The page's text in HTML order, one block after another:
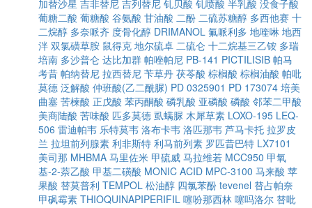
加替沙星 吉非替尼 吉列替尼 钆贝酸 钆喷酸 半乳酸 没食子酸
葡糖二酸 葡糖酸 谷氨酸 甘油酸 二酚 二硫苏糖醇 多西他赛 十
二烷醇 多奈哌齐 度骨化醇 DRIMANOL 氟哌利多 地喹啉 地西
泮 双氯磺草胺 鼠得克 地尔硫卓 二硫仑 十二烷基三乙铵 多瑞
培南 多沙普仑 达比加群 帕唑帕尼 PB-141 PICTILISIB 帕马
考昔 帕纳替尼 拉西替尼 苄草丹 茯苓酸 棕榈酸 棕榈油酸 帕吡
莫德 泛解酸 仲班酸(乙二酰脲) PD 0325901 PD 173074 培美
曲塞 苦楝酸 正戊酸 苯丙酮酸 磷乳酸 亚磷酸 磷酸 邻苯二甲酸
美商陆酸 苦味酸 匹多莫德 虱螨脲 木犀草素 LOXO-195 LEQ-
506 雷迪帕韦 乐特莫韦 洛布卡韦 洛匹那韦 芦马卡托 拉罗皮
兰 拉坦前列腺素 利非斯特 利马前列素 罗匹昔巴特 LX7101
美司那 MHBMA 马里佐米 甲硫威 马拉维若 MCC950 甲氧
基-2-萘乙酸 甲基二磺酸 MONIC ACID MPC-3100 马来酸 苹
果酸 替莫普利 TEMPOL 松油醇 四氯苯酚 tevenel 替占帕奈
甲砜霉素 THIOQUINAPIPERIFIL 噻吩那西林 噻吗洛尔 替吡